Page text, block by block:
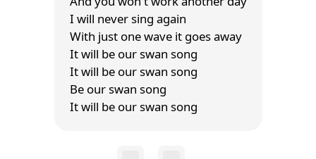
I will never sing again
With just one wave it goes away
It will be our swan song
It will be our swan song
Be our swan song
It will be our swan song